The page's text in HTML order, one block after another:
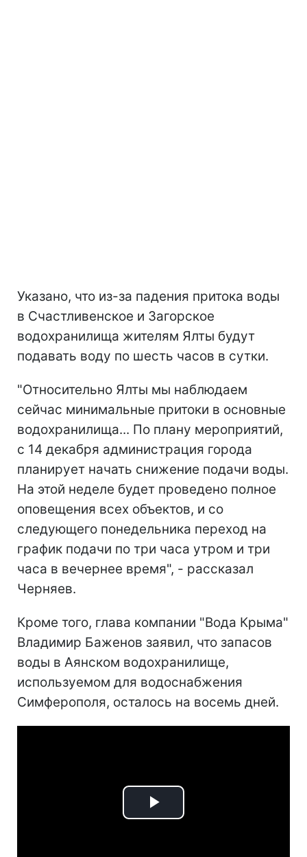
Указано, что из-за падения притока воды
в Счастливенское и Загорское
водохранилища жителям Ялты будут
подавать воду по шесть часов в сутки.
"Относительно Ялты мы наблюдаем
сейчас минимальные притоки в основные
водохранилища... По плану мероприятий,
с 14 декабря администрация города
планирует начать снижение подачи воды.
На этой неделе будет проведено полное
оповещения всех объектов, и со
следующего понедельника переход на
график подачи по три часа утром и три
часа в вечернее время", - рассказал
Черняев.
Кроме того, глава компании "Вода Крыма"
Владимир Баженов заявил, что запасов
воды в Аянском водохранилище,
используемом для водоснабжения
Симферополя, осталось на восемь дней.
Play